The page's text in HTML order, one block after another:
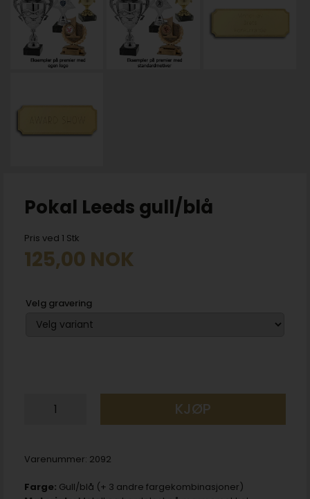
Pokal Leeds gull/blå
Pris ved 1 Stk
125,00 NOK
Velg gravering
KJØP
Varenummer: 2092
Farge: Gull/blå (+ 3 andre fargekombinasjoner)